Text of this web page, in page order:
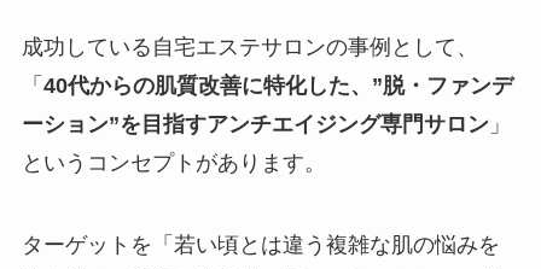
成功している自宅エステサロンの事例として、
「 40代からの肌質改善に特化した、”脱・ファンデ
ーション”を目指すアンチエイジング専門サロン」
というコンセプトがあります。
ターゲットを「若い頃とは違う複雑な肌の悩みを